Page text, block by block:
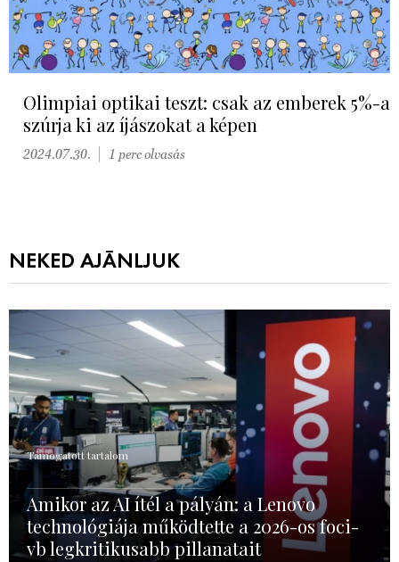
Olimpiai optikai teszt: csak az emberek 5%-a
szúrja ki az íjászokat a képen
2024.07.30. 1 perc olvasás
NEKED AJÁNLJUK
Támogatott tartalom
Amikor az AI ítél a pályán: a Lenovo
technológiája működtette a 2026-os foci-
vb legkritikusabb pillanatait